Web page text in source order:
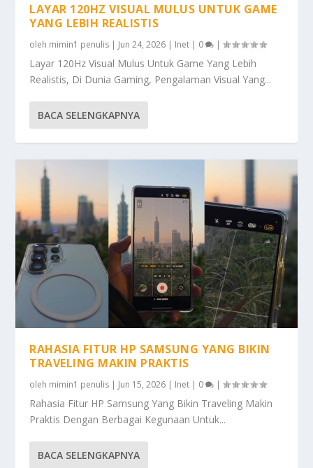
LAYAR 120HZ VISUAL MULUS UNTUK GAME
YANG LEBIH REALISTIS
oleh mimin1 penulis | Jun 24, 2026 | Inet | 0 |
Layar 120Hz Visual Mulus Untuk Game Yang Lebih
Realistis, Di Dunia Gaming, Pengalaman Visual Yang...
BACA SELENGKAPNYA
RAHASIA FITUR HP SAMSUNG YANG BIKIN
TRAVELING MAKIN PRAKTIS
oleh mimin1 penulis | Jun 15, 2026 | Inet | 0 |
Rahasia Fitur HP Samsung Yang Bikin Traveling Makin
Praktis Dengan Berbagai Kegunaan Untuk...
BACA SELENGKAPNYA